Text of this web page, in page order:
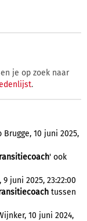
je op zoek naar
.
10 juni 2025,
' ook
juni 2025, 23:22:00
tussen
10 juni 2024,